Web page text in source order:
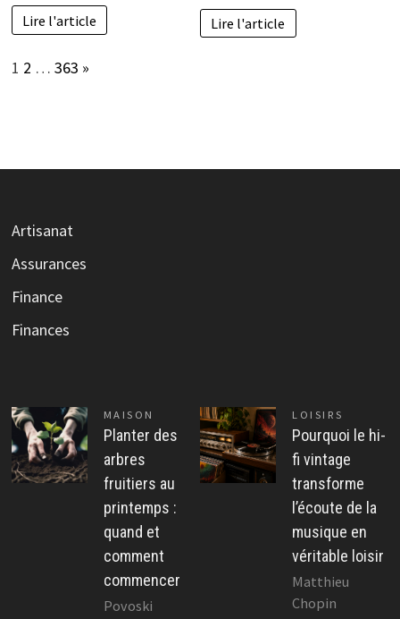
Lire l'article Lire l'article
Page:
1 2 … 363 Next
»
Artisanat
Assurances
Finance
Finances
MAISON
Planter des
arbres
fruitiers au
printemps :
quand et
comment
commencer
Povoski
LOISIRS
Pourquoi le hi-
fi vintage
transforme
l’écoute de la
musique en
véritable loisir
Matthieu
Chopin